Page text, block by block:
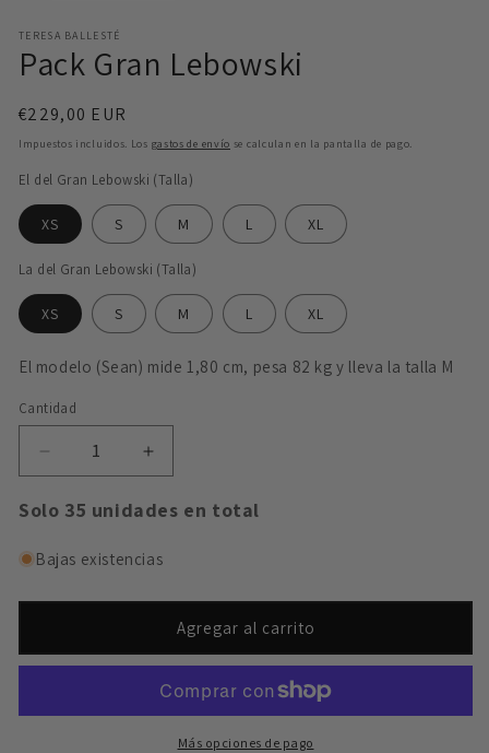
TERESA BALLESTÉ
Pack Gran Lebowski
Precio
habitual
€229,00 EUR
Impuestos incluidos. Los gastos de envío se calculan en la pantalla de pago.
El del Gran Lebowski (Talla)
XS S M L XL
La del Gran Lebowski (Talla)
XS S M L XL
El modelo (Sean) mide 1,80 cm, pesa 82 kg y lleva la talla M
Cantidad
Reducir
cantidad
para
Gran
Lebowski
Aumentar
cantidad
para
Gran
Solo 35 unidades en total
Bajas existencias
Agregar al carrito
Más opciones de pago